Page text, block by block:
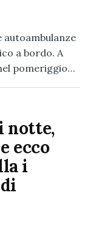
autoambulanze
a bordo. A
pomeriggio…
notte,
ecco
i